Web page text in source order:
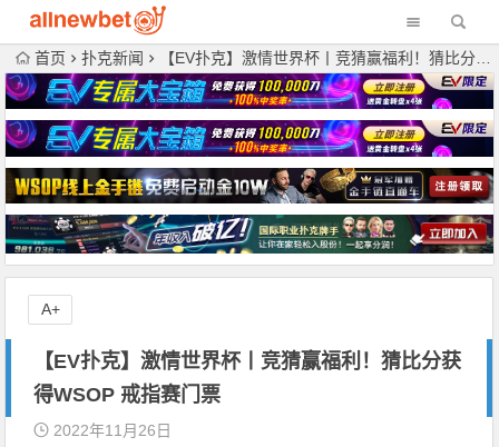
首页 扑克新闻 【EV扑克】激情世界杯丨竞猜赢福利！猜比分获得WSOP 戒指赛门票
【EV扑克】激情世界杯丨竞猜赢福利！猜比分获
得WSOP 戒指赛门票
2022年11月26日
A+